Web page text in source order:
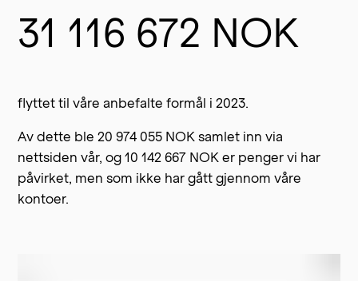
31 116 672 NOK
flyttet til våre anbefalte formål i 2023.
Av dette ble 20 974 055 NOK samlet inn via
nettsiden vår, og 10 142 667 NOK er penger vi har
påvirket, men som ikke har gått gjennom våre
kontoer.